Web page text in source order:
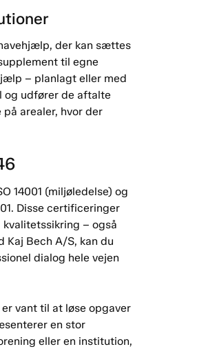
der kan sættes
til egne
– planlagt eller med
og udfører de aftalte
arealer, hvor der
14001 (miljøledelse) og
Disse certificeringer
– også
Kaj Bech A/S, kan du
dialog hele vejen
vant til at løse opgaver
en stor
eller en institution,